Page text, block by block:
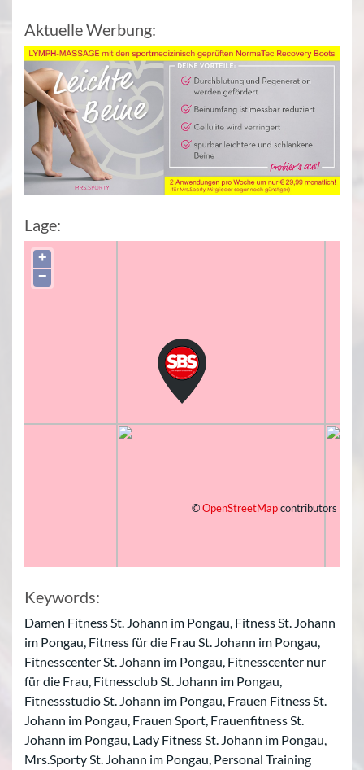
Aktuelle Werbung:
Lage:
+
−
©OpenStreetMapcontributors
Keywords:
Damen Fitness St. Johann im Pongau, Fitness St. Johann
im Pongau, Fitness für die Frau St. Johann im Pongau,
Fitnesscenter St. Johann im Pongau, Fitnesscenter nur
für die Frau, Fitnessclub St. Johann im Pongau,
Fitnessstudio St. Johann im Pongau, Frauen Fitness St.
Johann im Pongau, Frauen Sport, Frauenfitness St.
Johann im Pongau, Lady Fitness St. Johann im Pongau,
Mrs.Sporty St. Johann im Pongau, Personal Training